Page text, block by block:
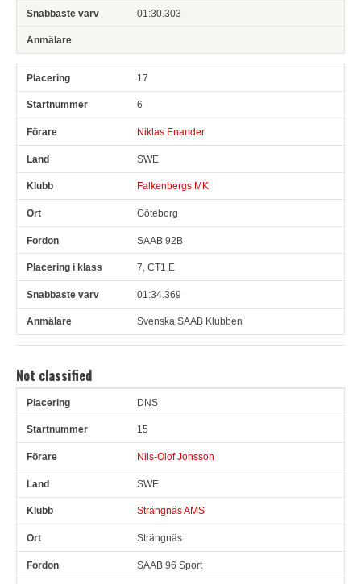
01:30.303
17
6
Niklas Enander
SWE
Falkenbergs MK
Göteborg
SAAB 92B
7, CT1 E
01:34.369
Svenska SAAB Klubben
Not classified
Pl Snr Land
DNS
15
Nils-Olof Jonsson
SWE
Strängnäs AMS
Strängnäs
SAAB 96 Sport